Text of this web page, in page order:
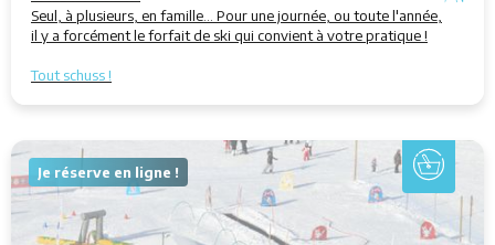
Seul, à plusieurs, en famille... Pour une journée, ou toute l'année,
il y a forcément le forfait de ski qui convient à votre pratique !
Tout schuss !
Je réserve en ligne !